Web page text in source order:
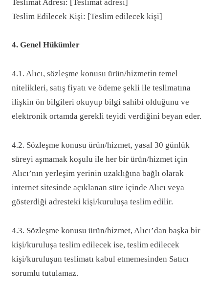
Teslimat Adresi: [Teslimat adresi]
Teslim Edilecek Kişi: [Teslim edilecek kişi]
4. Genel Hükümler
4.1. Alıcı, sözleşme konusu ürün/hizmetin temel
nitelikleri, satış fiyatı ve ödeme şekli ile teslimatına
ilişkin ön bilgileri okuyup bilgi sahibi olduğunu ve
elektronik ortamda gerekli teyidi verdiğini beyan eder.
4.2. Sözleşme konusu ürün/hizmet, yasal 30 günlük
süreyi aşmamak koşulu ile her bir ürün/hizmet için
Alıcı’nın yerleşim yerinin uzaklığına bağlı olarak
internet sitesinde açıklanan süre içinde Alıcı veya
gösterdiği adresteki kişi/kuruluşa teslim edilir.
4.3. Sözleşme konusu ürün/hizmet, Alıcı’dan başka bir
kişi/kuruluşa teslim edilecek ise, teslim edilecek
kişi/kuruluşun teslimatı kabul etmemesinden Satıcı
sorumlu tutulamaz.